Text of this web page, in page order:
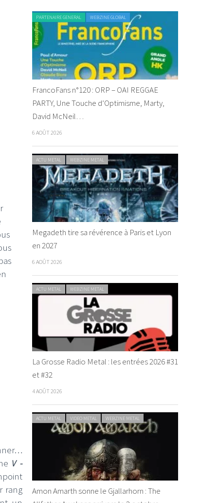
V -
rang
PARTENAIRE GENERAL WEBZINE GLOBAL
FrancoFans n°120 : ORP – OAI REGGAE
PARTY, Une Touche d’Optimisme, Marty,
David McNeil…
6 AOÛT 2026
ACTU METAL WEBZINE METAL
Megadeth tire sa révérence à Paris et Lyon
en 2027
6 AOÛT 2026
ACTU METAL WEBZINE METAL
La Grosse Radio Metal : les entrées 2026 #31
et #32
4 AOÛT 2026
ACTU METAL VIDEO METAL WEBZINE METAL
Amon Amarth sonne le Gjallarhorn : The